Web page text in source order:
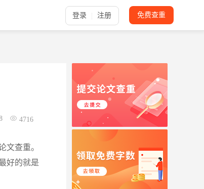
免费查重
登录 注册
4716
文查重。
好的就是